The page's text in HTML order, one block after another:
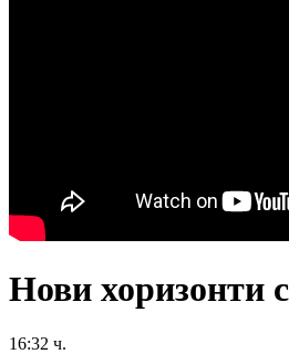
Нови хоризонти
16:32 ч.